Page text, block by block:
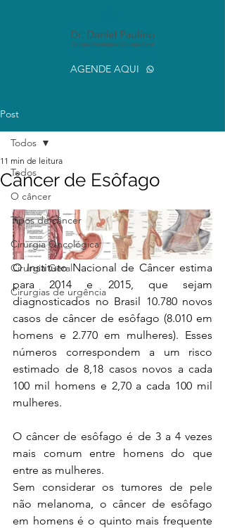
AGENDE AQUI
Post
Todos
O câncer
Tipos de câncer
Cirurgia Oncológica
Cirurgia Geral
Cirurgias de urgência
Todos
Câncer de Esôfago
11 min de leitura
O Instituto Nacional de Câncer estima
para 2014 e 2015, que sejam
diagnosticados no Brasil 10.780 novos
casos de câncer de esôfago (8.010 em
homens e 2.770 em mulheres). Esses
números correspondem a um risco
estimado de 8,18 casos novos a cada
100 mil homens e 2,70 a cada 100 mil
mulheres.
O câncer de esôfago é de 3 a 4 vezes
mais comum entre homens do que
entre as mulheres.
Sem considerar os tumores de pele
não melanoma, o câncer de esôfago
em homens é o quinto mais frequente